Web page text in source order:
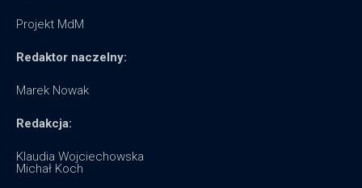
Projekt MdM
Redaktor naczelny:
Marek Nowak
Redakcja:
Klaudia Wojciechowska
Michał Koch